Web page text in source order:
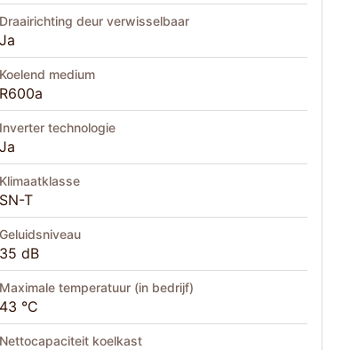
Draairichting deur verwisselbaar
Ja
Koelend medium
R600a
Inverter technologie
Ja
Klimaatklasse
SN-T
Geluidsniveau
35 dB
Maximale temperatuur (in bedrijf)
43 °C
Nettocapaciteit koelkast